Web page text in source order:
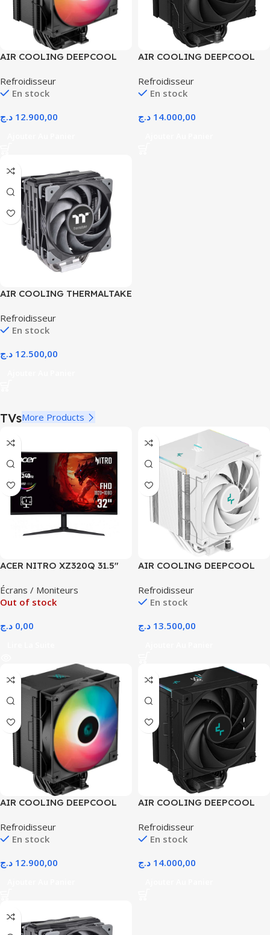
AIR COOLING DEEPCOOL
BLACK
Refroidisseur
En stock
12.900,00 د.ج
AIR COOLING DEEPCOOL
AM4/AM5/INTEL
Refroidisseur
En stock
14.000,00 د.ج
AIR COOLING THERMALTAKE
Refroidisseur
En stock
12.500,00 د.ج
TVsMore Products
ACER NITRO XZ320Q 31.5″
W0bmiiphx HDR10
FREESYNC
Écrans / Moniteurs
Out of stock
0,00 د.ج
AIR COOLING DEEPCOOL
Refroidisseur
En stock
13.500,00 د.ج
AIR COOLING DEEPCOOL
BLACK
Refroidisseur
En stock
12.900,00 د.ج
AIR COOLING DEEPCOOL
AM4/AM5/INTEL
Refroidisseur
En stock
14.000,00 د.ج